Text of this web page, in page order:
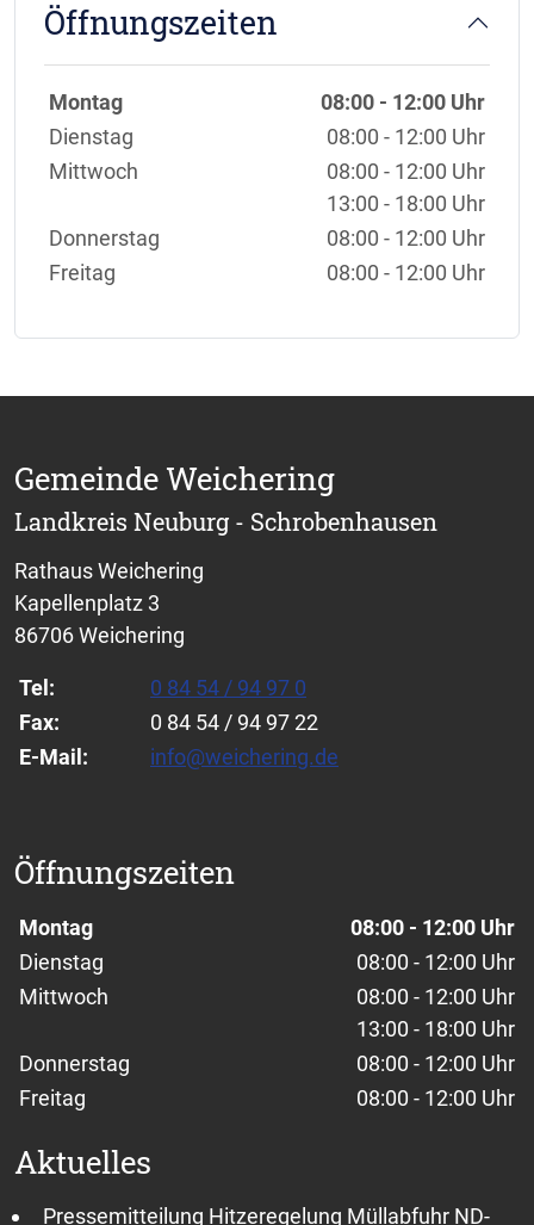
Öffnungszeiten
Wochentage / Monate
Öffnungszeiten / Hinweise
Montag
08:00 - 12:00 Uhr
Dienstag
08:00 - 12:00 Uhr
Mittwoch
08:00 - 12:00 Uhr
13:00 - 18:00 Uhr
Donnerstag
08:00 - 12:00 Uhr
Freitag
08:00 - 12:00 Uhr
Gemeinde Weichering
Landkreis Neuburg - Schrobenhausen
Rathaus Weichering
Kapellenplatz 3
86706 Weichering
Tel:
0 84 54 / 94 97 0
Fax:
0 84 54 / 94 97 22
E-Mail:
info@weichering.de
Öffnungszeiten
Wochentage / Monate
Öffnungszeiten / Hinweise
Montag
08:00 - 12:00 Uhr
Dienstag
08:00 - 12:00 Uhr
Mittwoch
08:00 - 12:00 Uhr
13:00 - 18:00 Uhr
Donnerstag
08:00 - 12:00 Uhr
Freitag
08:00 - 12:00 Uhr
Aktuelles
Pressemitteilung Hitzeregelung Müllabfuhr ND-